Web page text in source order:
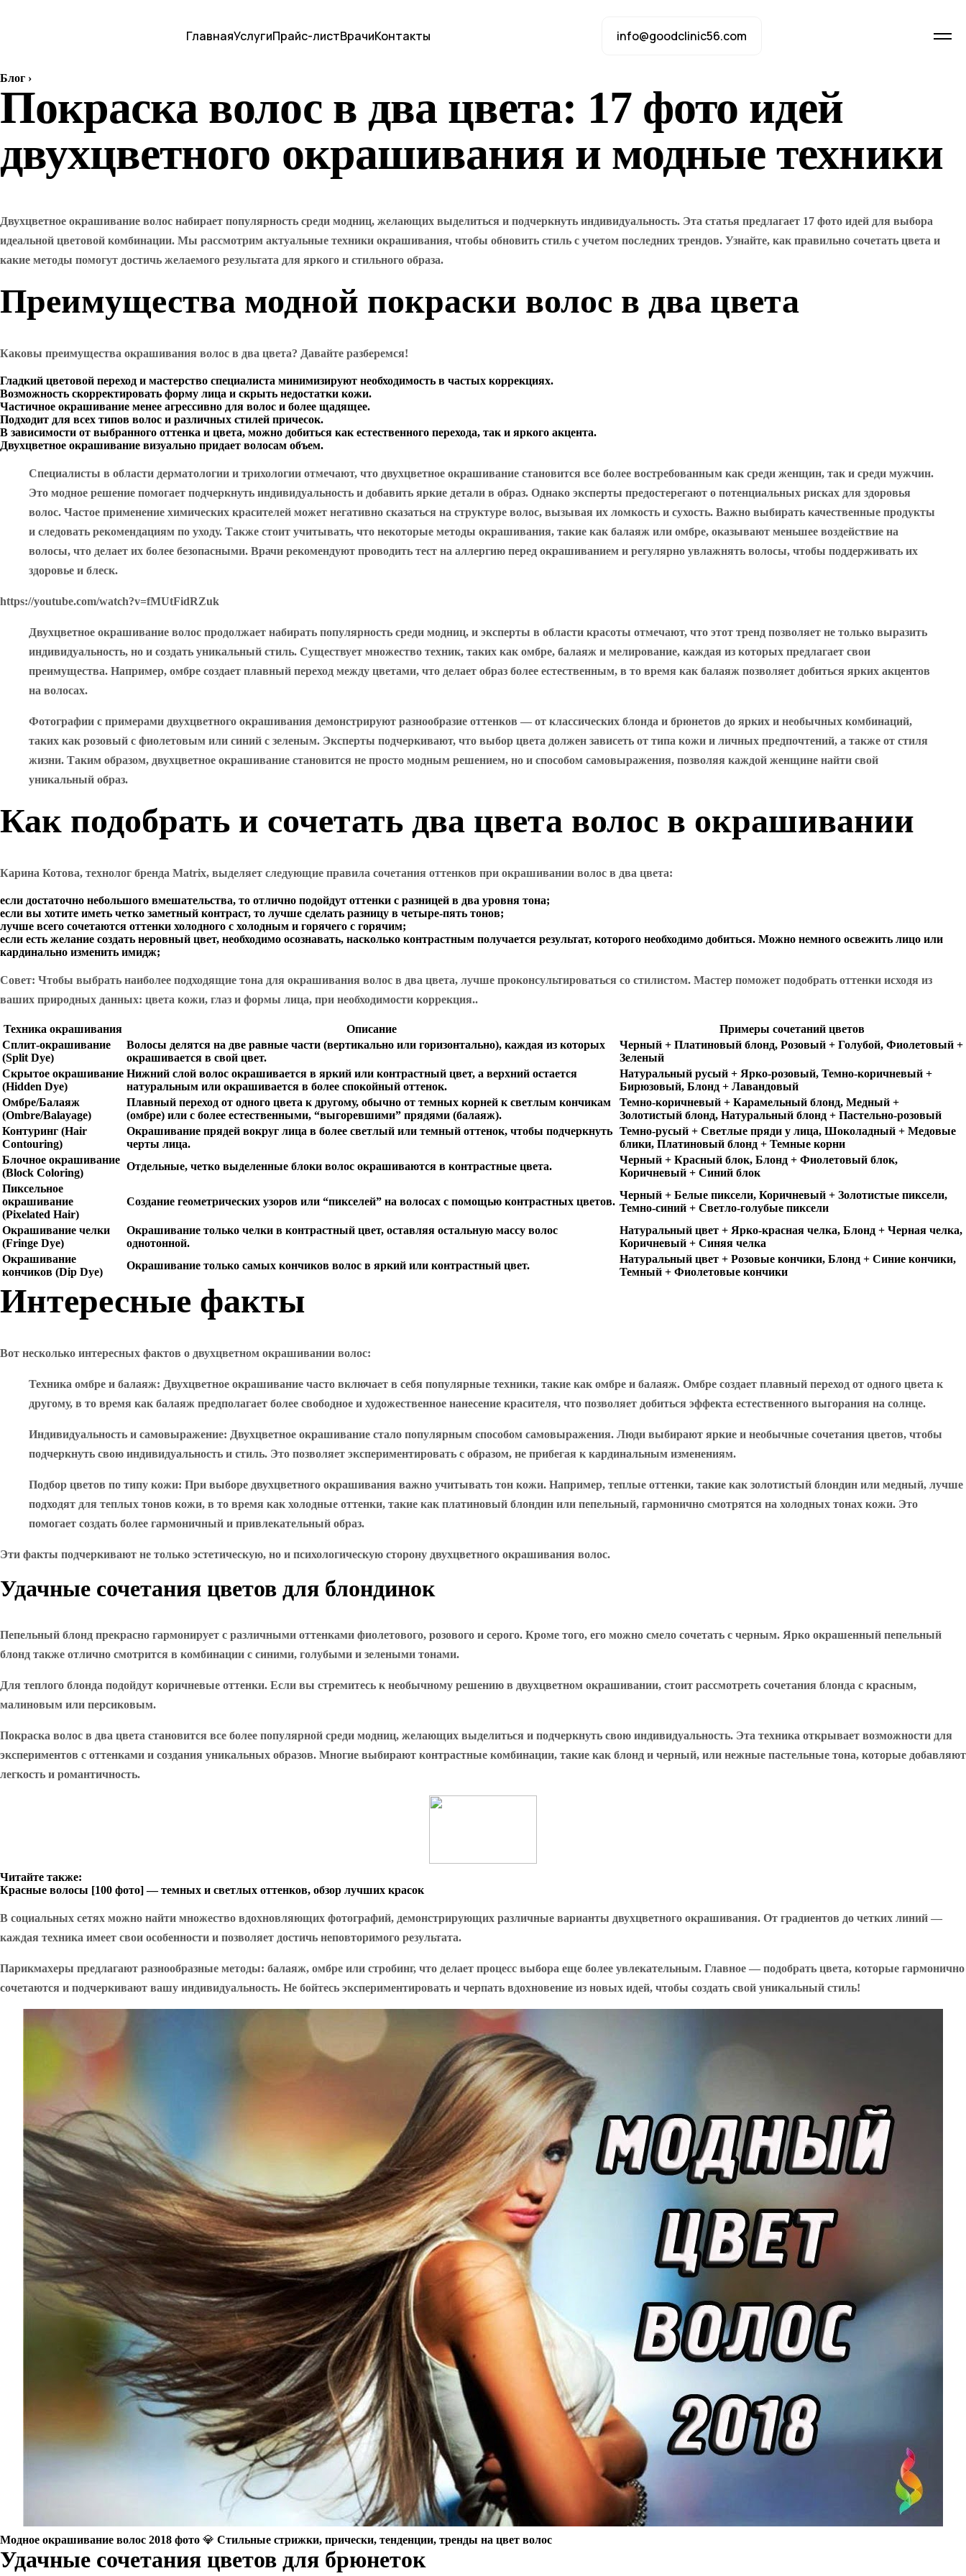
ГлавнаяУслугиПрайс-листВрачиКонтакты info@goodclinic56.com
Блог ›
Покраска волос в два цвета: 17 фото идей
двухцветного окрашивания и модные техники
Двухцветное окрашивание волос набирает популярность среди модниц, желающих выделиться и подчеркнуть индивидуальность. Эта статья предлагает 17 фото идей для выбора
идеальной цветовой комбинации. Мы рассмотрим актуальные техники окрашивания, чтобы обновить стиль с учетом последних трендов. Узнайте, как правильно сочетать цвета и
какие методы помогут достичь желаемого результата для яркого и стильного образа.
Преимущества модной покраски волос в два цвета
Каковы преимущества окрашивания волос в два цвета? Давайте разберемся!
Гладкий цветовой переход и мастерство специалиста минимизируют необходимость в частых коррекциях.
Возможность скорректировать форму лица и скрыть недостатки кожи.
Частичное окрашивание менее агрессивно для волос и более щадящее.
Подходит для всех типов волос и различных стилей причесок.
В зависимости от выбранного оттенка и цвета, можно добиться как естественного перехода, так и яркого акцента.
Двухцветное окрашивание визуально придает волосам объем.
Специалисты в области дерматологии и трихологии отмечают, что двухцветное окрашивание становится все более востребованным как среди женщин, так и среди мужчин.
Это модное решение помогает подчеркнуть индивидуальность и добавить яркие детали в образ. Однако эксперты предостерегают о потенциальных рисках для здоровья
волос. Частое применение химических красителей может негативно сказаться на структуре волос, вызывая их ломкость и сухость. Важно выбирать качественные продукты
и следовать рекомендациям по уходу. Также стоит учитывать, что некоторые методы окрашивания, такие как балаяж или омбре, оказывают меньшее воздействие на
волосы, что делает их более безопасными. Врачи рекомендуют проводить тест на аллергию перед окрашиванием и регулярно увлажнять волосы, чтобы поддерживать их
здоровье и блеск.
https://youtube.com/watch?v=fMUtFidRZuk
Двухцветное окрашивание волос продолжает набирать популярность среди модниц, и эксперты в области красоты отмечают, что этот тренд позволяет не только выразить
индивидуальность, но и создать уникальный стиль. Существует множество техник, таких как омбре, балаяж и мелирование, каждая из которых предлагает свои
преимущества. Например, омбре создает плавный переход между цветами, что делает образ более естественным, в то время как балаяж позволяет добиться ярких акцентов
на волосах.
Фотографии с примерами двухцветного окрашивания демонстрируют разнообразие оттенков — от классических блонда и брюнетов до ярких и необычных комбинаций,
таких как розовый с фиолетовым или синий с зеленым. Эксперты подчеркивают, что выбор цвета должен зависеть от типа кожи и личных предпочтений, а также от стиля
жизни. Таким образом, двухцветное окрашивание становится не просто модным решением, но и способом самовыражения, позволяя каждой женщине найти свой
уникальный образ.
Как подобрать и сочетать два цвета волос в окрашивании
Карина Котова, технолог бренда Matrix, выделяет следующие правила сочетания оттенков при окрашивании волос в два цвета:
если достаточно небольшого вмешательства, то отлично подойдут оттенки с разницей в два уровня тона;
если вы хотите иметь четко заметный контраст, то лучше сделать разницу в четыре-пять тонов;
лучше всего сочетаются оттенки холодного с холодным и горячего с горячим;
если есть желание создать неровный цвет, необходимо осознавать, насколько контрастным получается результат, которого необходимо добиться. Можно немного освежить лицо или
кардинально изменить имидж;
Совет: Чтобы выбрать наиболее подходящие тона для окрашивания волос в два цвета, лучше проконсультироваться со стилистом. Мастер поможет подобрать оттенки исходя из
ваших природных данных: цвета кожи, глаз и формы лица, при необходимости коррекция..
Техника окрашивания Описание
Примеры сочетаний цветов
Сплит-окрашивание
(Split Dye)
Волосы делятся на две равные части (вертикально или горизонтально), каждая из которых
окрашивается в свой цвет.
Черный + Платиновый блонд, Розовый + Голубой, Фиолетовый +
Зеленый
Скрытое окрашивание
(Hidden Dye)
Нижний слой волос окрашивается в яркий или контрастный цвет, а верхний остается
натуральным или окрашивается в более спокойный оттенок.
Натуральный русый + Ярко-розовый, Темно-коричневый +
Бирюзовый, Блонд + Лавандовый
Омбре/Балаяж
(Ombre/Balayage)
Плавный переход от одного цвета к другому, обычно от темных корней к светлым кончикам
(омбре) или с более естественными, “выгоревшими” прядями (балаяж).
Темно-коричневый + Карамельный блонд, Медный +
Золотистый блонд, Натуральный блонд + Пастельно-розовый
Контуринг (Hair
Contouring)
Окрашивание прядей вокруг лица в более светлый или темный оттенок, чтобы подчеркнуть
черты лица.
Темно-русый + Светлые пряди у лица, Шоколадный + Медовые
блики, Платиновый блонд + Темные корни
Блочное окрашивание
(Block Coloring)
Отдельные, четко выделенные блоки волос окрашиваются в контрастные цвета.
Черный + Красный блок, Блонд + Фиолетовый блок,
Коричневый + Синий блок
Пиксельное
окрашивание
(Pixelated Hair)
Создание геометрических узоров или “пикселей” на волосах с помощью контрастных цветов.
Черный + Белые пиксели, Коричневый + Золотистые пиксели,
Темно-синий + Светло-голубые пиксели
Окрашивание челки
(Fringe Dye)
Окрашивание только челки в контрастный цвет, оставляя остальную массу волос
однотонной.
Натуральный цвет + Ярко-красная челка, Блонд + Черная челка,
Коричневый + Синяя челка
Окрашивание
кончиков (Dip Dye)
Окрашивание только самых кончиков волос в яркий или контрастный цвет.
Натуральный цвет + Розовые кончики, Блонд + Синие кончики,
Темный + Фиолетовые кончики
Интересные факты
Вот несколько интересных фактов о двухцветном окрашивании волос:
Техника омбре и балаяж: Двухцветное окрашивание часто включает в себя популярные техники, такие как омбре и балаяж. Омбре создает плавный переход от одного цвета к
другому, в то время как балаяж предполагает более свободное и художественное нанесение красителя, что позволяет добиться эффекта естественного выгорания на солнце.
Индивидуальность и самовыражение: Двухцветное окрашивание стало популярным способом самовыражения. Люди выбирают яркие и необычные сочетания цветов, чтобы
подчеркнуть свою индивидуальность и стиль. Это позволяет экспериментировать с образом, не прибегая к кардинальным изменениям.
Подбор цветов по типу кожи: При выборе двухцветного окрашивания важно учитывать тон кожи. Например, теплые оттенки, такие как золотистый блондин или медный, лучше
подходят для теплых тонов кожи, в то время как холодные оттенки, такие как платиновый блондин или пепельный, гармонично смотрятся на холодных тонах кожи. Это
помогает создать более гармоничный и привлекательный образ.
Эти факты подчеркивают не только эстетическую, но и психологическую сторону двухцветного окрашивания волос.
Удачные сочетания цветов для блондинок
Пепельный блонд прекрасно гармонирует с различными оттенками фиолетового, розового и серого. Кроме того, его можно смело сочетать с черным. Ярко окрашенный пепельный
блонд также отлично смотрится в комбинации с синими, голубыми и зелеными тонами.
Для теплого блонда подойдут коричневые оттенки. Если вы стремитесь к необычному решению в двухцветном окрашивании, стоит рассмотреть сочетания блонда с красным,
малиновым или персиковым.
Покраска волос в два цвета становится все более популярной среди модниц, желающих выделиться и подчеркнуть свою индивидуальность. Эта техника открывает возможности для
экспериментов с оттенками и создания уникальных образов. Многие выбирают контрастные комбинации, такие как блонд и черный, или нежные пастельные тона, которые добавляют
легкость и романтичность.
Читайте также:
Красные волосы [100 фото] — темных и светлых оттенков, обзор лучших красок
В социальных сетях можно найти множество вдохновляющих фотографий, демонстрирующих различные варианты двухцветного окрашивания. От градиентов до четких линий —
каждая техника имеет свои особенности и позволяет достичь неповторимого результата.
Парикмахеры предлагают разнообразные методы: балаяж, омбре или стробинг, что делает процесс выбора еще более увлекательным. Главное — подобрать цвета, которые гармонично
сочетаются и подчеркивают вашу индивидуальность. Не бойтесь экспериментировать и черпать вдохновение из новых идей, чтобы создать свой уникальный стиль!
Модное окрашивание волос 2018 фото 💎 Стильные стрижки, прически, тенденции, тренды на цвет волос
Удачные сочетания цветов для брюнеток